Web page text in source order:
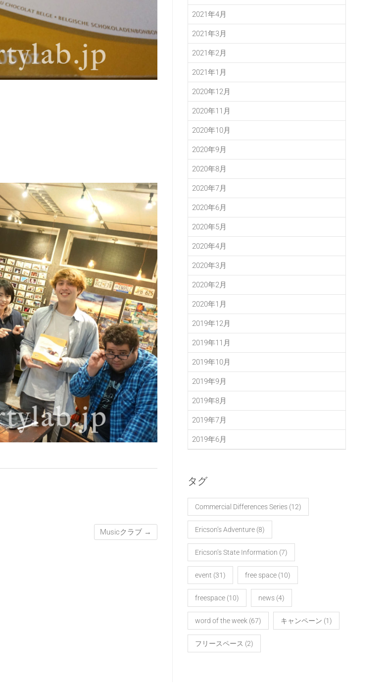
Musicクラブ →
2021年4月
2021年3月
2021年2月
2021年1月
2020年12月
2020年11月
2020年10月
2020年9月
2020年8月
2020年7月
2020年6月
2020年5月
2020年4月
2020年3月
2020年2月
2020年1月
2019年12月
2019年11月
2019年10月
2019年9月
2019年8月
2019年7月
2019年6月
タグ
Commercial Differences Series (12)
Ericson’s Adventure (8)
Ericson’s State Information (7)
event (31) free space (10)
freespace (10) news (4)
word of the week (67) キャンペーン (1)
フリースペース (2)